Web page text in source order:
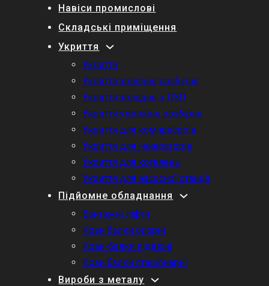
Навіси промислові
Складські приміщення
Укриття
Укриття
Укриття холодне розбірне
Укриття холодне з ЛЗП
Укриття утеплене розбірне
Укриття для компресорів
Укриття для генераторів
Укриття для котелень
Укриття для насосної станції
Підйомне обладнання
Вантажні ліфти
Кран балки опорні
Кран-балки підвісні
Кран балки стаціонарні
Вироби з металу